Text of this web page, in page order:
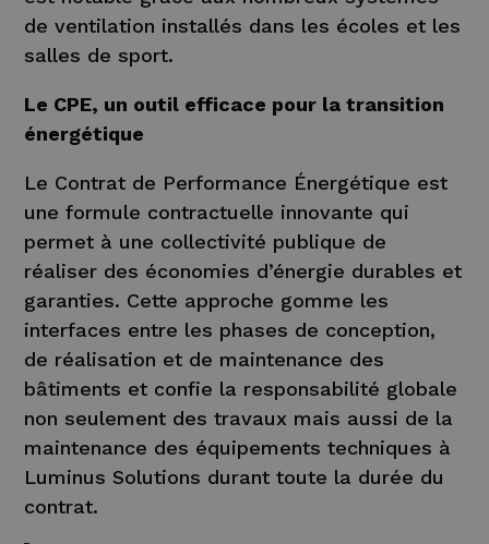
de ventilation installés dans les écoles et les
salles de sport.
Le CPE, un outil efficace pour la transition
énergétique
Le Contrat de Performance Énergétique est
une formule contractuelle innovante qui
permet à une collectivité publique de
réaliser des économies d’énergie durables et
garanties. Cette approche gomme les
interfaces entre les phases de conception,
de réalisation et de maintenance des
bâtiments et confie la responsabilité globale
non seulement des travaux mais aussi de la
maintenance des équipements techniques à
Luminus Solutions durant toute la durée du
contrat.